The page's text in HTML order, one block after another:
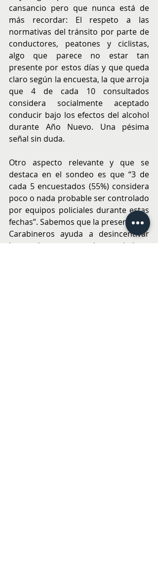
cansancio pero que nunca está de
más recordar: El respeto a las
normativas del tránsito por parte de
conductores, peatones y ciclistas,
algo que parece no estar tan
presente por estos días y que queda
claro según la encuesta, la que arroja
que 4 de cada 10 consultados
considera socialmente aceptado
conducir bajo los efectos del alcohol
durante Año Nuevo. Una pésima
señal sin duda.
Otro aspecto relevante y que se
destaca en el sondeo es que “3 de
cada 5 encuestados (55%) considera
poco o nada probable ser controlado
por equipos policiales durante estas
fechas”. Sabemos que la presencia de
Carabineros ayuda a desincentivar
las conductas temerarias asociadas a